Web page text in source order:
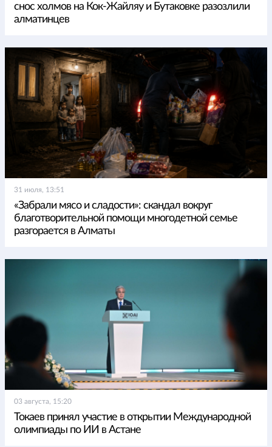
снос холмов на Кок-Жайляу и Бутаковке разозлили
алматинцев
31 июля, 13:51
«Забрали мясо и сладости»: скандал вокруг
благотворительной помощи многодетной семье
разгорается в Алматы
03 августа, 15:20
Токаев принял участие в открытии Международной
олимпиады по ИИ в Астане